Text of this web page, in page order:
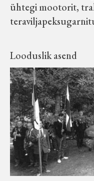
Märjamaa
elanike
Velise
Otsi
Tagasiside
ühtegi mootorit,
Looduslik asend